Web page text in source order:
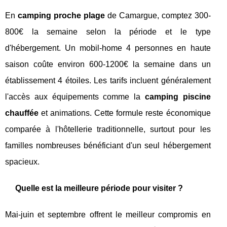
En camping proche plagede Camargue, comptez 300-
800€ la semaine selon la période et le type
d'hébergement. Un mobil-home 4 personnes en haute
saison coûte environ 600-1200€ la semaine dans un
établissement 4 étoiles. Les tarifs incluent généralement
l'accès aux équipements comme la camping piscine
chauffée et animations. Cette formule reste économique
comparée à l'hôtellerie traditionnelle, surtout pour les
familles nombreuses bénéficiant d'un seul hébergement
spacieux.
Quelle est la meilleure période pour visiter ?
Mai-juin et septembre offrent le meilleur compromis en